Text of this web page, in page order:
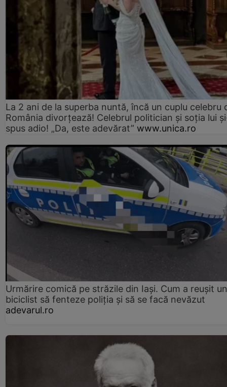
La 2 ani de la superba nuntă, încă un cuplu celebru
România divorțează! Celebrul politician și soția lui
spus adio! „Da, este adevărat” www.unica.ro
Urmărire comică pe străzile din Iași. Cum a reușit un
biciclist să fenteze poliția și să se facă nevăzut
adevarul.ro